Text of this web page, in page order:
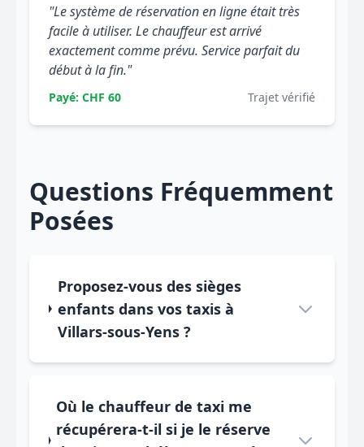
"Le système de réservation en ligne était très
facile à utiliser. Le chauffeur est arrivé
exactement comme prévu. Service parfait du
début à la fin."
Payé: CHF 60 Trajet vérifié
Questions Fréquemment
Posées
Proposez-vous des sièges
enfants dans vos taxis à
Villars-sous-Yens ?
Où le chauffeur de taxi me
récupérera-t-il si je le réserve